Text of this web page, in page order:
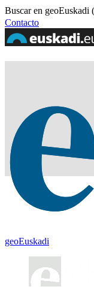
Buscar en geoEuskadi
Contacto
geoEuskadi